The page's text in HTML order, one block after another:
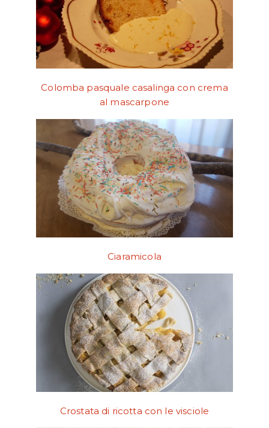
Colomba pasquale casalinga con crema
al mascarpone
Ciaramicola
Crostata di ricotta con le visciole